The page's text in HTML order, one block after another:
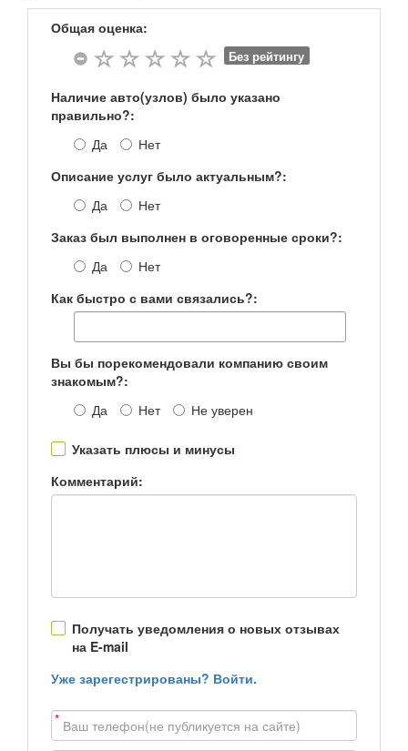
Общая оценка:
Без рейтингу
Наличие авто(узлов) было указано
правильно?:
Да
Нет
Описание услуг было актуальным?:
Да
Нет
Заказ был выполнен в оговоренные сроки?:
Да
Нет
Как быстро с вами связались?:
Вы бы порекомендовали компанию своим
знакомым?:
Да
Нет Не уверен
Указать плюсы и минусы
Комментарий:
Получать уведомления о новых отзывах
на E-mail
Уже зарегестрированы? Войти.
*